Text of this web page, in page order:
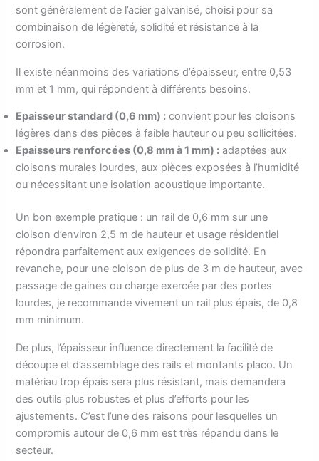
sont généralement de l’acier galvanisé, choisi pour sa
combinaison de légèreté, solidité et résistance à la
corrosion.
Il existe néanmoins des variations d’épaisseur, entre 0,53
mm et 1 mm, qui répondent à différents besoins.
Epaisseur standard (0,6 mm) : convient pour les cloisons
légères dans des pièces à faible hauteur ou peu sollicitées.
Epaisseurs renforcées (0,8 mm à 1 mm) : adaptées aux
cloisons murales lourdes, aux pièces exposées à l’humidité
ou nécessitant une isolation acoustique importante.
Un bon exemple pratique : un rail de 0,6 mm sur une
cloison d’environ 2,5 m de hauteur et usage résidentiel
répondra parfaitement aux exigences de solidité. En
revanche, pour une cloison de plus de 3 m de hauteur, avec
passage de gaines ou charge exercée par des portes
lourdes, je recommande vivement un rail plus épais, de 0,8
mm minimum.
De plus, l’épaisseur influence directement la facilité de
découpe et d’assemblage des rails et montants placo. Un
matériau trop épais sera plus résistant, mais demandera
des outils plus robustes et plus d’efforts pour les
ajustements. C’est l’une des raisons pour lesquelles un
compromis autour de 0,6 mm est très répandu dans le
secteur.